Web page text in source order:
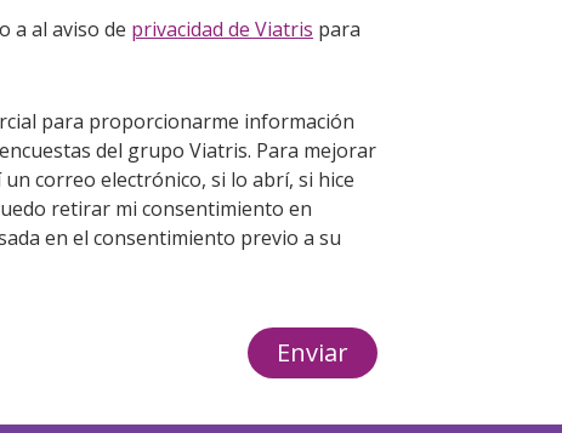
a al aviso de privacidad de Viatris para
para proporcionarme información
del grupo Viatris. Para mejorar
correo electrónico, si lo abrí, si hice
retirar mi consentimiento en
en el consentimiento previo a su
Enviar